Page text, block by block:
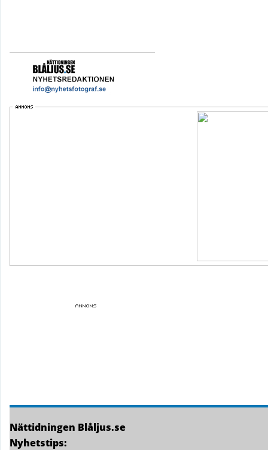
Nättidningen Blåljus.se
Nyhetstips: